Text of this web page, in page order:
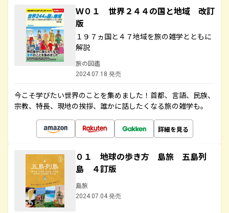
Ｗ０１ 世界２４４の国と地域 改訂
版
１９７ヵ国と４７地域を旅の雑学とともに
解説
旅の図鑑
2024.07.18 発売
今こそ学びたい世界のことを集めました！首都、言語、民族、
宗教、特長、現地の挨拶、誰かに話したくなる旅の雑学も。
詳細を見る
０１ 地球の歩き方 島旅 五島列
島 ４訂版
島旅
2024.07.04 発売